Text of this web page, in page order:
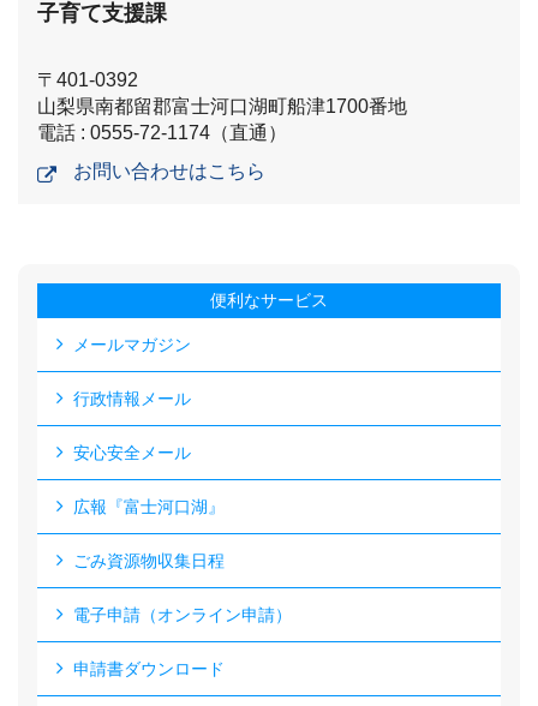
子育て支援課
〒401-0392
山梨県南都留郡富士河口湖町船津1700番地
電話 : 0555-72-1174（直通）
お問い合わせはこちら
便利なサービス
メールマガジン
行政情報メール
安心安全メール
広報『富士河口湖』
ごみ資源物収集日程
電子申請（オンライン申請）
申請書ダウンロード